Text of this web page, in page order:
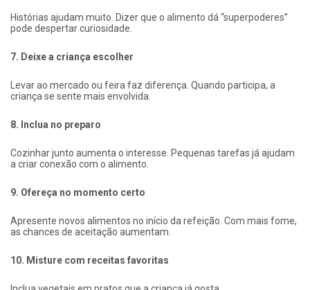
Histórias ajudam muito. Dizer que o alimento dá “superpoderes”
pode despertar curiosidade.
7. Deixe a criança escolher
Levar ao mercado ou feira faz diferença. Quando participa, a
criança se sente mais envolvida.
8. Inclua no preparo
Cozinhar junto aumenta o interesse. Pequenas tarefas já ajudam
a criar conexão com o alimento.
9. Ofereça no momento certo
Apresente novos alimentos no início da refeição. Com mais fome,
as chances de aceitação aumentam.
10. Misture com receitas favoritas